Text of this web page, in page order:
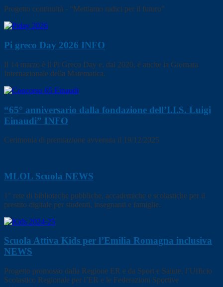
Progetto continuità - “Mettiamo radici per il futuro”
Pi greco Day 2026 INFO
Il 14 marzo è il Pi Greco Day e, dal 2020, è anche la Giornata
Internazionale della Matematica.
“65° anniversario dalla fondazione dell’I.I.S. Luigi
Einaudi” INFO
Cerimonia di premiazione avvenuta il 19/12/2025
MLOL Scuola NEWS
1° rete di biblioteche pubbliche, accademiche e scolastiche per il
prestito digitale per studenti, insegnanti e famiglie.
Scuola Attiva Kids per l’Emilia Romagna inclusiva
NEWS
Progetto promosso dalla Regione ER e da Sport e Salute, l’Ufficio
Scolastico Regionale per l’ER e le Federazioni Sportive